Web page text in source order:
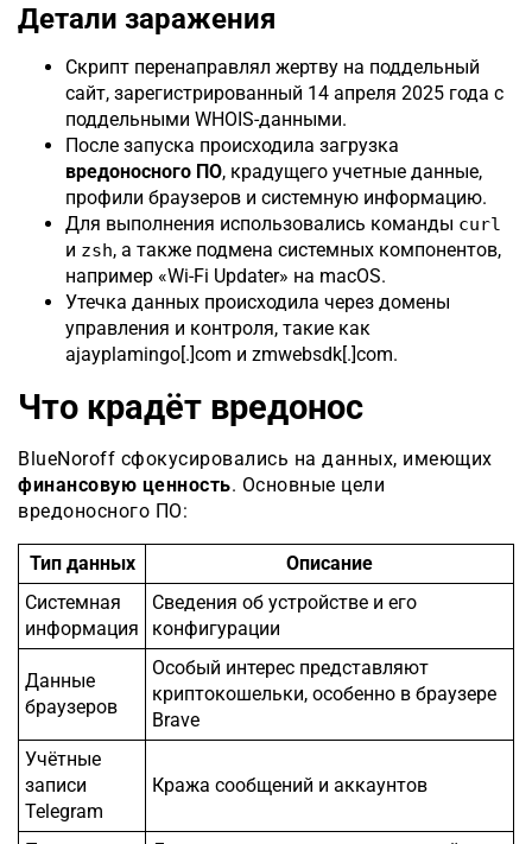
Детали заражения
Скрипт перенаправлял жертву на поддельный
сайт, зарегистрированный 14 апреля 2025 года с
поддельными WHOIS-данными.
После запуска происходила загрузка
вредоносного ПО, крадущего учетные данные,
профили браузеров и системную информацию.
Для выполнения использовались команды curl
и zsh, а также подмена системных компонентов,
например «Wi-Fi Updater» на macOS.
Утечка данных происходила через домены
управления и контроля, такие как
ajayplamingo[.]com и zmwebsdk[.]com.
Что крадёт вредонос
BlueNoroff сфокусировались на данных, имеющих
финансовую ценность. Основные цели
вредоносного ПО:
Тип данных
Описание
Системная
информация
Сведения об устройстве и его
конфигурации
Данные
браузеров
Особый интерес представляют
криптокошельки, особенно в браузере
Brave
Учётные
записи
Telegram
Кража сообщений и аккаунтов